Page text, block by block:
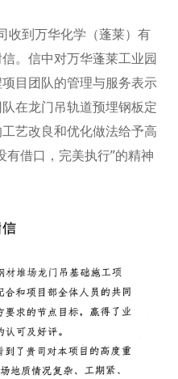
收到万华化学（蓬莱）有
。信中对万华蓬莱工业园
目团队的管理与服务表示
在龙门吊轨道预埋钢板定
艺改良和优化做法给予高
有借口，完美执行”的精神